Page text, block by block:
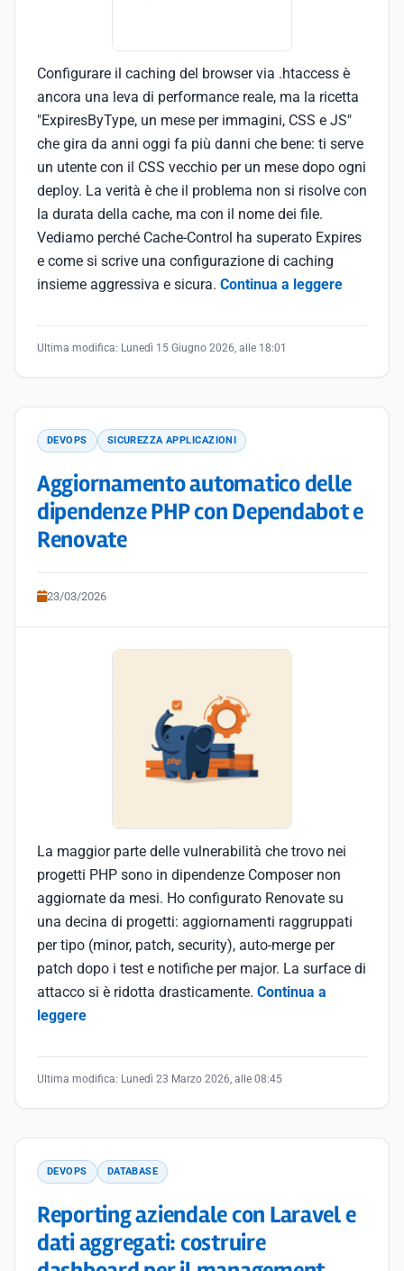
Configurare il caching del browser via .htaccess è
ancora una leva di performance reale, ma la ricetta
"ExpiresByType, un mese per immagini, CSS e JS"
che gira da anni oggi fa più danni che bene: ti serve
un utente con il CSS vecchio per un mese dopo ogni
deploy. La verità è che il problema non si risolve con
la durata della cache, ma con il nome dei file.
Vediamo perché Cache-Control ha superato Expires
e come si scrive una configurazione di caching
insieme aggressiva e sicura. Continua a leggere
Ultima modifica: Lunedì 15 Giugno 2026, alle 18:01
DEVOPS SICUREZZA APPLICAZIONI
Aggiornamento automatico delle
dipendenze PHP con Dependabot e
Renovate
23/03/2026
La maggior parte delle vulnerabilità che trovo nei
progetti PHP sono in dipendenze Composer non
aggiornate da mesi. Ho configurato Renovate su
una decina di progetti: aggiornamenti raggruppati
per tipo (minor, patch, security), auto-merge per
patch dopo i test e notifiche per major. La surface di
attacco si è ridotta drasticamente. Continua a
leggere
Ultima modifica: Lunedì 23 Marzo 2026, alle 08:45
DEVOPS DATABASE
Reporting aziendale con Laravel e
dati aggregati: costruire